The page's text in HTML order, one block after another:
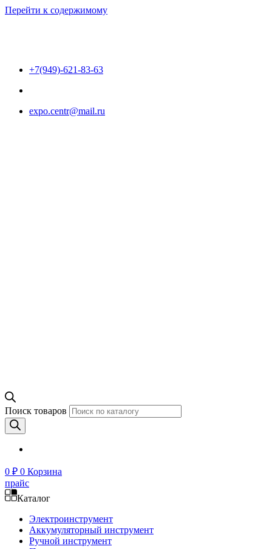
Перейти к содержимому
+7(949)-621-83-63
expo.centr@mail.ru
Поиск товаров
0 ₽ 0 Корзина
прайс
Каталог
Электроинструмент
Аккумуляторный инструмент
Ручной инструмент